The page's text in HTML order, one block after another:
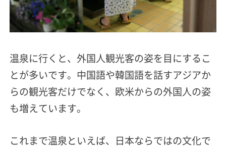
温泉に行くと、外国人観光客の姿を目にするこ
とが多いです。中国語や韓国語を話すアジアか
らの観光客だけでなく、欧米からの外国人の姿
も増えています。
これまで温泉といえば、日本ならではの文化で